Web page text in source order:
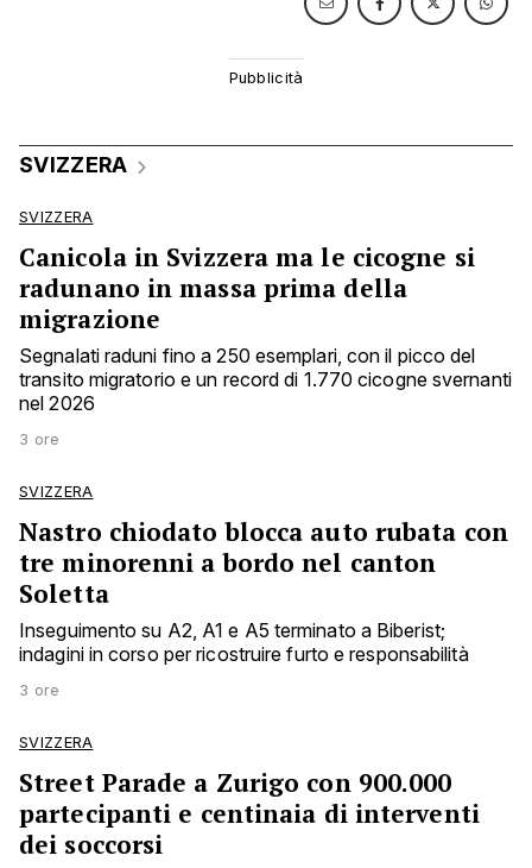
SVIZZERA
SVIZZERA
Canicola in Svizzera ma le cicogne si
radunano in massa prima della
migrazione
Segnalati raduni fino a 250 esemplari, con il picco del
transito migratorio e un record di 1.770 cicogne svernanti
nel 2026
3 ore
SVIZZERA
Nastro chiodato blocca auto rubata con
tre minorenni a bordo nel canton
Soletta
Inseguimento su A2, A1 e A5 terminato a Biberist;
indagini in corso per ricostruire furto e responsabilità
3 ore
SVIZZERA
Street Parade a Zurigo con 900.000
partecipanti e centinaia di interventi
dei soccorsi